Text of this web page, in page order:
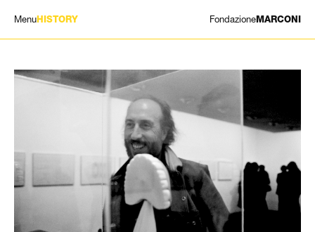
Menu HISTORY FondazioneMARCONI
ARTISTI
STORIA
EN
IT